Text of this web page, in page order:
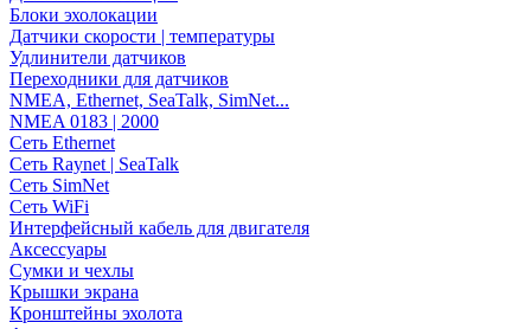
Блоки эхолокации
Датчики скорости | температуры
Удлинители датчиков
Переходники для датчиков
NMEA, Ethernet, SeaTalk, SimNet...
NMEA 0183 | 2000
Сеть Ethernet
Сеть Raynet | SeaTalk
Сеть SimNet
Сеть WiFi
Интерфейсный кабель для двигателя
Аксессуары
Сумки и чехлы
Крышки экрана
Кронштейны эхолота